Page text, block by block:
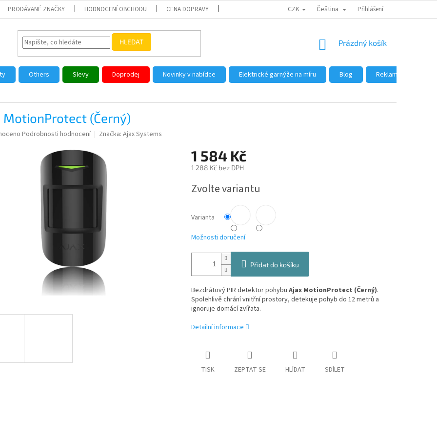
PRODÁVANÉ ZNAČKY HODNOCENÍ OBCHODU CENA DOPRAVY DŮVODY NÁKUPU U NÁS JAK NAKUPOVAT VELKOOBCHOD
CZK Čeština Přihlášení
HLEDAT
NÁKUPNÍ
Prázdný košík
Others Slevy Doprodej Novinky v nabídce Elektrické garnýže na míru Blog
Reklamace a
MotionProtect (Černý)
Podrobnosti hodnocení Značka: Ajax Systems
1 584 Kč
1 288 Kč bez DPH
cena:
Zvolte variantu
Varianta
Možnosti doručení
Přidat do košíku
Bezdrátový PIR detektor pohybu Ajax MotionProtect (Černý).
Spolehlivě chrání vnitřní prostory, detekuje pohyb do 12 metrů a
ignoruje domácí zvířata.
Detailní informace
TISK ZEPTAT SE HLÍDAT SDÍLET